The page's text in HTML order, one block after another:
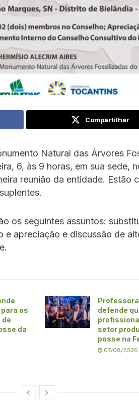
Compartilhar
Natural das Árvores
6, às 9 horas, em sua sede,
reunião da entidade. Estão
os seguintes assuntos:
e apreciação e discussão de
os
de
da
defende
setor
posse na
07/08/2026